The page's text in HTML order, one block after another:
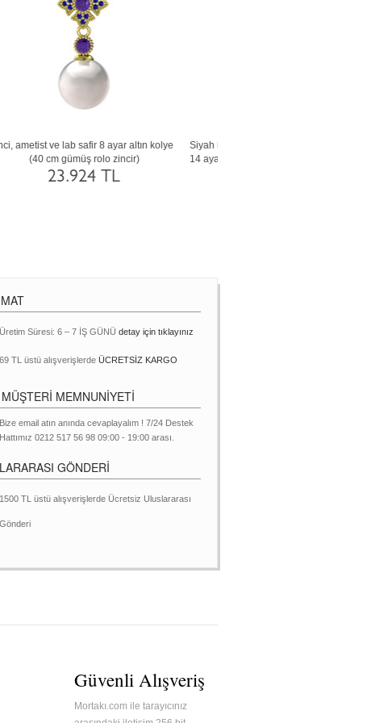
Siyah inci, ametist ve sitrin 925 ayar
gümüş kolye (40 cm altın rolo zincir)
10.972 TL
Üretim Süresi: 6 – 7 İŞ GÜNÜ detay için tıklayınız
69 TL üstü alışverişlerde ÜCRETSİZ KARGO
MEMNUNİYETİ
Bize email atın anında cevaplayalım ! 7/24 Destek
Hattımız 0212 517 56 98 09:00 - 19:00 arası.
GÖNDERİ
1500 TL üstü alışverişlerde Ücretsiz Uluslararası
Gönderi
Güvenli Alışveriş
Mortakı.com ile tarayıcınız